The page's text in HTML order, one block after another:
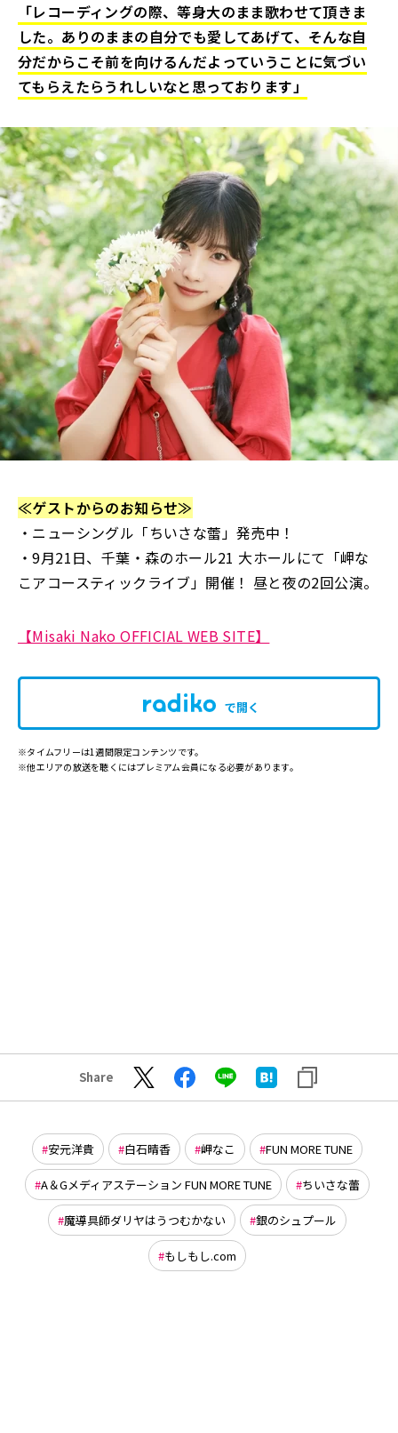
「レコーディングの際、等身大のまま歌わせて頂きま
した。ありのままの自分でも愛してあげて、そんな自
分だからこそ前を向けるんだよっていうことに気づい
てもらえたらうれしいなと思っております」
≪ゲストからのお知らせ≫
・ニューシングル「ちいさな蕾」発売中！
・9月21日、千葉・森のホール21 大ホールにて「岬な
こアコースティックライブ」開催！ 昼と夜の2回公演。
【Misaki Nako OFFICIAL WEB SITE】
で開く
※タイムフリーは1週間限定コンテンツです。
※他エリアの放送を聴くにはプレミアム会員になる必要があります。
Share
安元洋貴 白石晴香 岬なこ FUN MORE TUNE
A＆Gメディアステーション FUN MORE TUNE ちいさな蕾
魔導具師ダリヤはうつむかない 銀のシュプール
もしもし.com